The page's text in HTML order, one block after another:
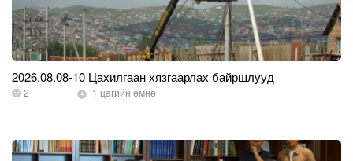
2026.08.08-10 Цахилгаан хязгаарлах байршлууд
2 1 цагийн өмнө